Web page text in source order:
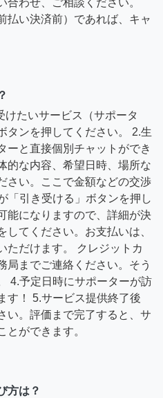
わせ、ご相談ください。
い決済前）であれば、キャ
たいサービス（サポータ
タンを押してください。 2.生
ーと直接個別チャットができ
的な内容、希望日時、場所な
さい。ここで金額などの交渉
「引き受ける」ボタンを押し
能になりますので、詳細が決
してください。お支払いは、
ただけます。 クレジットカ
局までご連絡ください。そう
4.予定日時にサポーターが訪
す！ 5.サービス提供終了後
い。評価まで完了すると、サ
とができます。
方は？